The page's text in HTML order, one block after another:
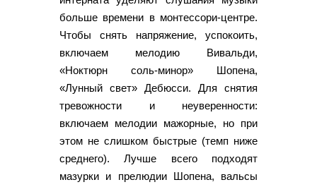
больше времени в монтессори-центре.
Чтобы снять напряжение, успокоить,
включаем мелодию Вивальди,
«Ноктюрн соль-минор» Шопена,
«Лунный свет» Дебюсси. Для снятия
тревожности и неуверенности:
включаем мелодии мажорные, но при
этом не слишком быстрые (темп ниже
среднего). Лучше всего подходят
мазурки и прелюдии Шопена, вальсы